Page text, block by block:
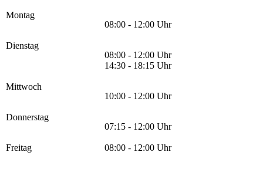
Montag
08:00 - 12:00 Uhr
Dienstag
08:00 - 12:00 Uhr
14:30 - 18:15 Uhr
Mittwoch
10:00 - 12:00 Uhr
Donnerstag
07:15 - 12:00 Uhr
Freitag 08:00 - 12:00 Uhr